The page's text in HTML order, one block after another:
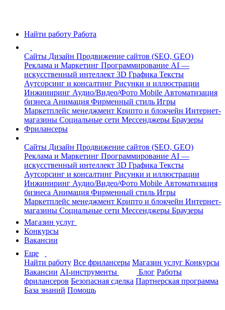
Найти работу Работа
Сайты Дизайн Продвижение сайтов (SEO, GEO)
Реклама и Маркетинг Программирование AI —
искусственный интеллект 3D Графика Тексты
Аутсорсинг и консалтинг Рисунки и иллюстрации
Инжиниринг Аудио/Видео/Фото Mobile Автоматизация
бизнеса Анимация Фирменный стиль Игры
Маркетплейс менеджмент Крипто и блокчейн Интернет-
магазины Социальные сети Мессенджеры Браузеры
Фрилансеры
Сайты Дизайн Продвижение сайтов (SEO, GEO)
Реклама и Маркетинг Программирование AI —
искусственный интеллект 3D Графика Тексты
Аутсорсинг и консалтинг Рисунки и иллюстрации
Инжиниринг Аудио/Видео/Фото Mobile Автоматизация
бизнеса Анимация Фирменный стиль Игры
Маркетплейс менеджмент Крипто и блокчейн Интернет-
магазины Социальные сети Мессенджеры Браузеры
Магазин услуг
Конкурсы
Вакансии
Еще
Найти работу Все фрилансеры Магазин услуг Конкурсы
Вакансии AI-инструменты Блог Работы
фрилансеров Безопасная сделка Партнерская программа
База знаний Помощь